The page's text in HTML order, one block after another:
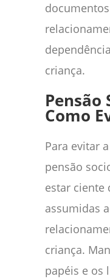
criança.
Pensão
Como
Para evitar
pensão
estar ciente
assumidas
criança.
papéis e os